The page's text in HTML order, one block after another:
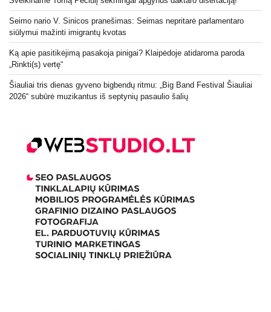
Seimo nario V. Sinicos pranešimas: Seimas nepritarė parlamentaro
siūlymui mažinti imigrantų kvotas
Ką apie pasitikėjimą pasakoja pinigai? Klaipėdoje atidaroma paroda
„Rinkti(s) vertę“
Šiauliai tris dienas gyveno bigbendų ritmu: „Big Band Festival Šiauliai
2026“ subūrė muzikantus iš septynių pasaulio šalių